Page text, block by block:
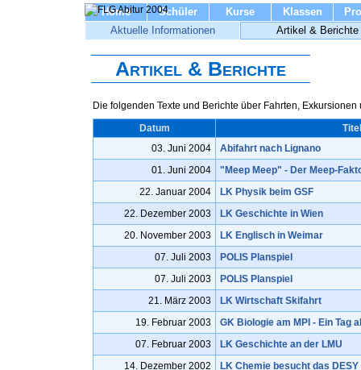
Home Schüler Kurse Klassen
Aktuelle Informationen
Artikel & Berichte
Artikel & Berichte
Die folgenden Texte und Berichte über Fahrten,
Datum
Titel
03. Juni 2004
Abifahrt nach Lignano
01. Juni 2004
"Meep Meep" - Der Meep-
22. Januar 2004
LK Physik beim GSF
22. Dezember 2003
LK Geschichte in Wien
20. November 2003
LK Englisch in Weimar
07. Juli 2003
POLIS Planspiel
07. Juli 2003
POLIS Planspiel
21. März 2003
LK Wirtschaft Skifahrt
19. Februar 2003
GK Biologie am MPI - Ein Tag
07. Februar 2003
LK Geschichte an der LMU
14. Dezember 2002
LK Chemie besucht das